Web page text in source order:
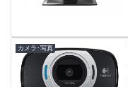
カメラ･写真